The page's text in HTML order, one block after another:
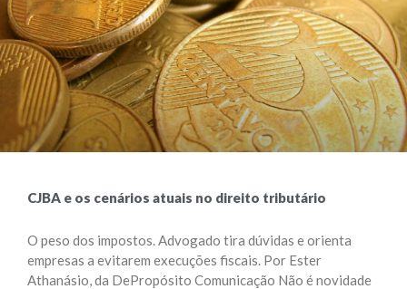
CJBA e os cenários atuais no direito tributário
O peso dos impostos. Advogado tira dúvidas e orienta
empresas a evitarem execuções fiscais. Por Ester
Athanásio, da DePropósito Comunicação Não é novidade